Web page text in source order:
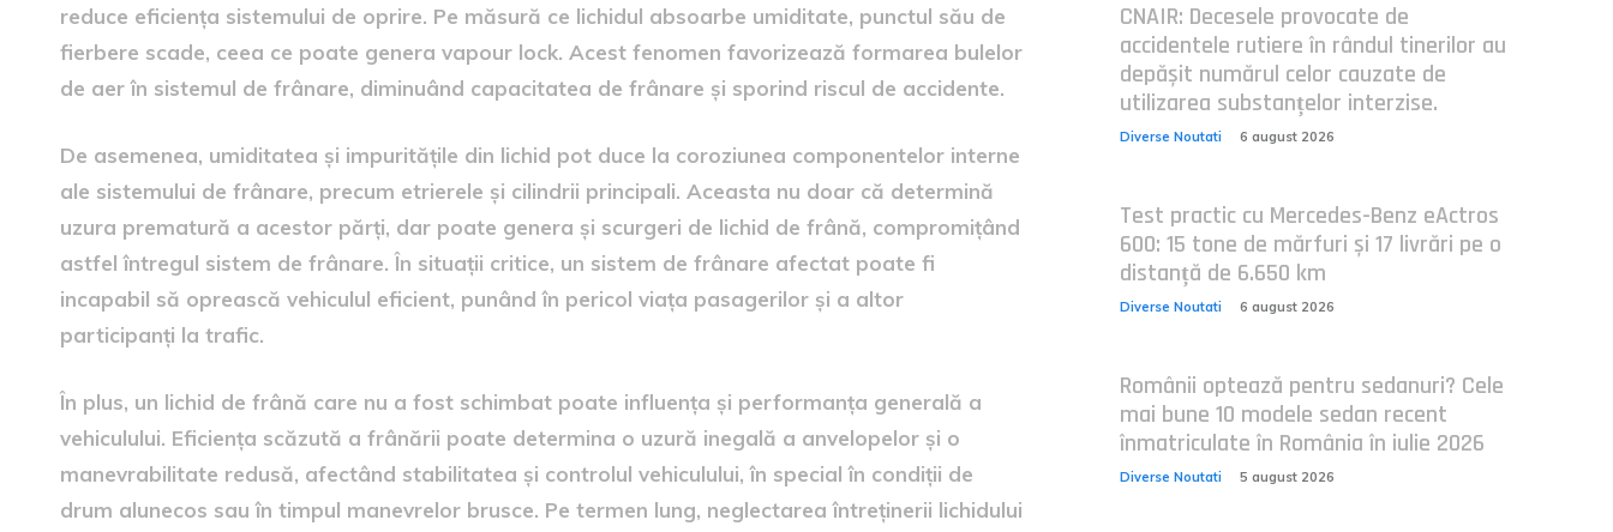
reduce eficiența sistemului de oprire. Pe măsură ce lichidul absoarbe umiditate, punctul său de
fierbere scade, ceea ce poate genera vapour lock. Acest fenomen favorizează formarea bulelor
de aer în sistemul de frânare, diminuând capacitatea de frânare și sporind riscul de accidente.
De asemenea, umiditatea și impuritățile din lichid pot duce la coroziunea componentelor interne
ale sistemului de frânare, precum etrierele și cilindrii principali. Aceasta nu doar că determină
uzura prematură a acestor părți, dar poate genera și scurgeri de lichid de frână, compromițând
astfel întregul sistem de frânare. În situații critice, un sistem de frânare afectat poate fi
incapabil să oprească vehiculul eficient, punând în pericol viața pasagerilor și a altor
participanți la trafic.
În plus, un lichid de frână care nu a fost schimbat poate influența și performanța generală a
vehiculului. Eficiența scăzută a frânării poate determina o uzură inegală a anvelopelor și o
manevrabilitate redusă, afectând stabilitatea și controlul vehiculului, în special în condiții de
drum alunecos sau în timpul manevrelor brusce. Pe termen lung, neglectarea întreținerii lichidului
CNAIR: Decesele provocate de
accidentele rutiere în rândul tinerilor au
depășit numărul celor cauzate de
utilizarea substanțelor interzise.
Diverse Noutati 6 august 2026
Test practic cu Mercedes-Benz eActros
600: 15 tone de mărfuri și 17 livrări pe o
distanță de 6.650 km
Diverse Noutati 6 august 2026
Românii optează pentru sedanuri? Cele
mai bune 10 modele sedan recent
înmatriculate în România în iulie 2026
Diverse Noutati 5 august 2026